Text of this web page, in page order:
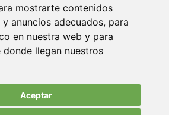
mostrarte contenidos
anuncios adecuados, para
en nuestra web y para
llegan nuestros
Aceptar